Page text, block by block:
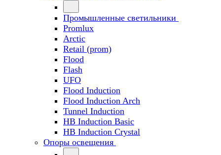
Промышленные светильники
Promlux
Arctic
Retail (prom)
Flood
Flash
UFO
Flood Induction
Flood Induction Arch
Tunnel Induction
HB Induction Basic
HB Induction Crystal
Опоры освещения